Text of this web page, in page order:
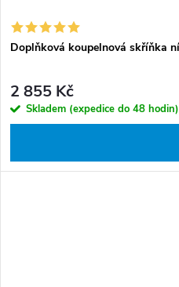
Doplňková koupelnová skříňka
2 855 Kč
Skladem (expedice do 48 hodin)